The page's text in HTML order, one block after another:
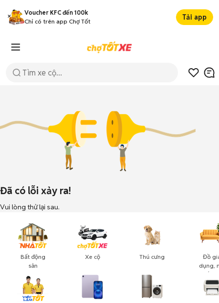
Voucher KFC đến 100k
Chỉ có trên app Chợ Tốt
Tải app
Đã có lỗi xảy ra!
Vui lòng thử lại sau.
Bất động
sản
Xe cộ Thú cưng
Đồ
dụng,
thất,
cảnh